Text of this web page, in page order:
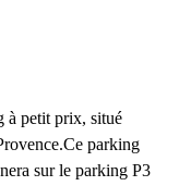
petit prix, situé
parking
sur le parking P3